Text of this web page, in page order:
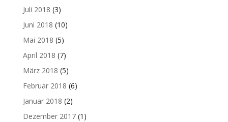
Juli 2018 (3)
Juni 2018 (10)
Mai 2018 (5)
April 2018 (7)
März 2018 (5)
Februar 2018 (6)
Januar 2018 (2)
Dezember 2017(1)